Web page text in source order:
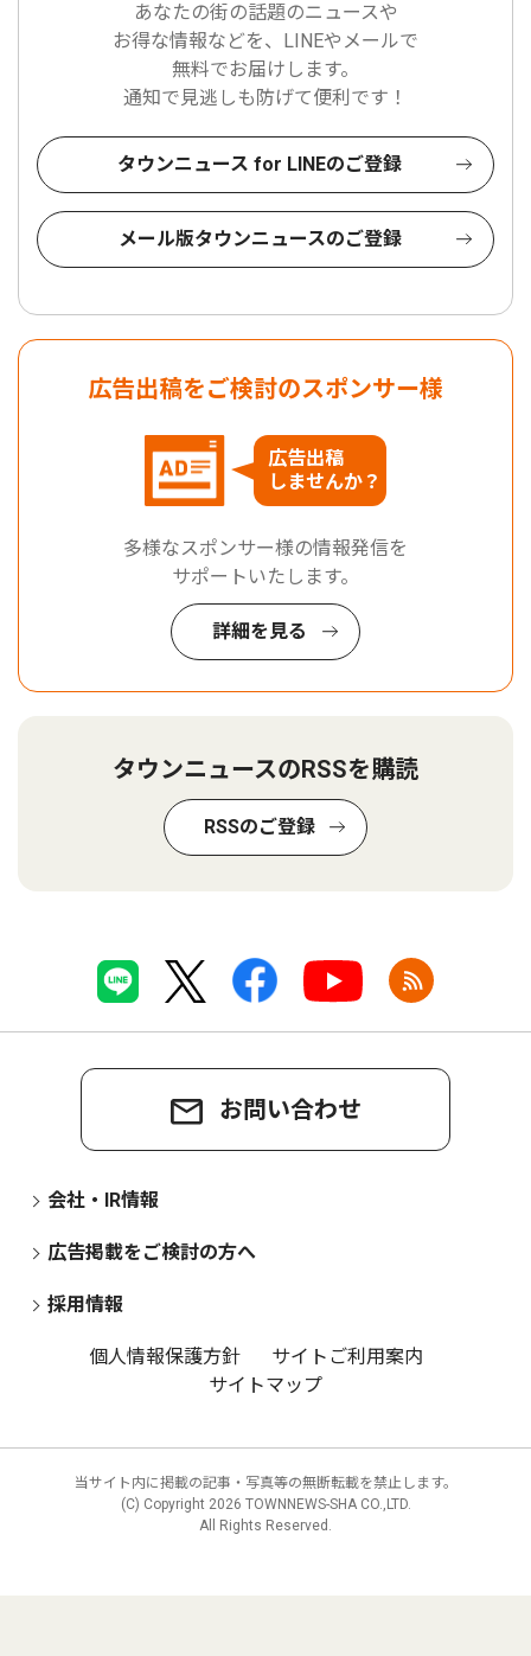
あなたの街の話題のニュースや
お得な情報などを、LINEやメールで
無料でお届けします。
通知で見逃しも防げて便利です！
タウンニュース for LINEのご登録
メール版タウンニュースのご登録
広告出稿をご検討のスポンサー様
広告出稿
しませんか？
多様なスポンサー様の情報発信を
サポートいたします。
詳細を見る
タウンニュースのRSSを購読
RSSのご登録
お問い合わせ
会社・IR情報
広告掲載をご検討の方へ
採用情報
個人情報保護方針
サイトご利用案内
サイトマップ
当サイト内に掲載の記事・写真等の無断転載を禁止します。
(C) Copyright 2026 TOWNNEWS-SHA CO.,LTD.
All Rights Reserved.